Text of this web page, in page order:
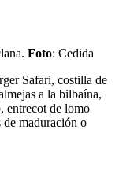
Foto: Cedida
Safari, costilla de
a la bilbaína,
entrecot de lomo
maduración o